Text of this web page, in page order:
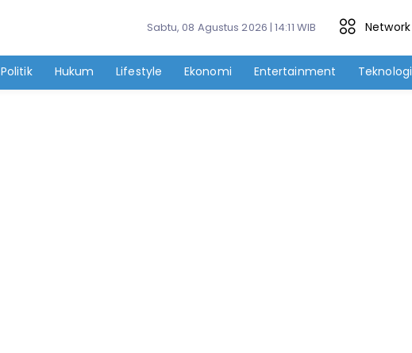
Sabtu, 08 Agustus 2026 | 14:11 WIB Network
Politik Hukum Lifestyle Ekonomi Entertainment Teknologi